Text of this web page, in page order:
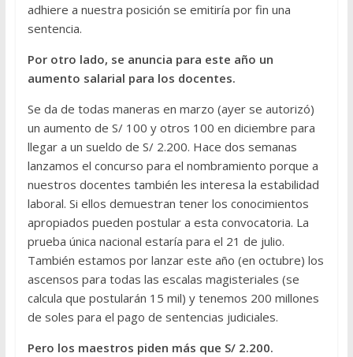
adhiere a nuestra posición se emitiría por fin una
sentencia.
Por otro lado, se anuncia para este año un
aumento salarial para los docentes.
Se da de todas maneras en marzo (ayer se autorizó)
un aumento de S/ 100 y otros 100 en diciembre para
llegar a un sueldo de S/ 2.200. Hace dos semanas
lanzamos el concurso para el nombramiento porque a
nuestros docentes también les interesa la estabilidad
laboral. Si ellos demuestran tener los conocimientos
apropiados pueden postular a esta convocatoria. La
prueba única nacional estaría para el 21 de julio.
También estamos por lanzar este año (en octubre) los
ascensos para todas las escalas magisteriales (se
calcula que postularán 15 mil) y tenemos 200 millones
de soles para el pago de sentencias judiciales.
Pero los maestros piden más que S/ 2.200.